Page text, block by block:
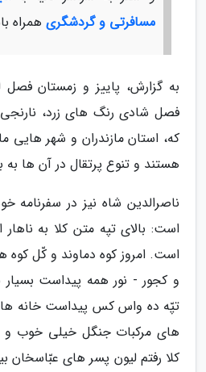
مسافرتی و گردشگری همراه
به گزارش، پاییز و زمستان فصل
فصل شادی رنگ های زرد،
که، استان مازندران و شهر هایی
هستند و تنوع پرتقال در آن ها به بیش از 30
ناصرالدین شاه نیز در سفرنامه
است: بالای تپه متن کلا به
است. امروز کوه دماوند و کّل کوه
و کجور - نور همه پیداست
تپّه ده واس کس پیداست خانه
های مرکبات جنگل خیلی خوب و
کلا رفتم لیون پسر های عبّاسخان